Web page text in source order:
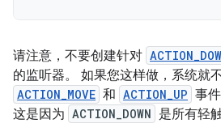
请注意，不要创建针对
的监听器。 如果您这样做，系统就
ACTION_MOVE 和 ACTION_UP 事
这是因为 ACTION_DOWN 是所有轻